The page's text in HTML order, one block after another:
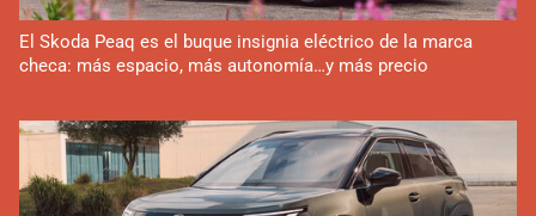
El Skoda Peaq es el buque insignia eléctrico de la marca
checa: más espacio, más autonomía…y más precio